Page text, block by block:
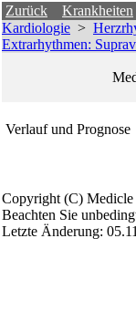
Zurück Krankheiten
Kardiologie >
Extrarhythmen:
Verlauf und Prognose
Copyright (C) Medicle
Beachten Sie
Letzte Änderung: